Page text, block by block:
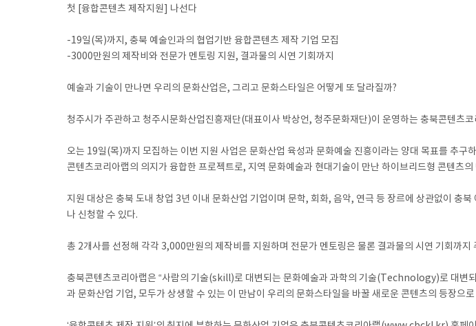
첫 [융합콘텐츠 제작지원] 나선다
-19일(목)까지, 충북 예술인과의 협업기반 융합콘텐츠 제작 기업 모집
-3000만원의 제작비와 전문가 멘토링 지원, 결과물의 시연 기회까지
예술과 기술이 만나면 우리의 문화산업은, 그리고 문화스타일은 어떻게 또 달라질까?
청주시가 주관하고 청주시문화산업진흥재단(대표이사 박상언, 청주문화재단)이 운영하는 충북콘텐츠
오는 19일(목)까지 모집하는 이번 지원 사업은 문화산업 육성과 문화예술 진흥이라는 양대 목표를 추
콘텐츠코리아랩의 의지가 융합한 프로젝트로, 지역 문화예술과 현대기술이 만난 하이브리드형 콘텐츠
지원 대상은 충북 도내 창업 3년 이내 문화산업 기업이며 문학, 회화, 음악, 연극 등 장르에 상관없이
나 신청할 수 있다.
총 2개사를 선정해 각각 3,000만원의 제작비를 지원하며 전문가 멘토링은 물론 결과물의 시연 기회까지
충북콘텐츠코리아랩은 “사람의 기술(skill)로 대변되는 문화예술과 과학의 기술(Technology)로 대변
과 문화산업 기업, 모두가 상생할 수 있는 이 만남이 우리의 문화스타일을 바꿀 새로운 콘텐츠의 등장으